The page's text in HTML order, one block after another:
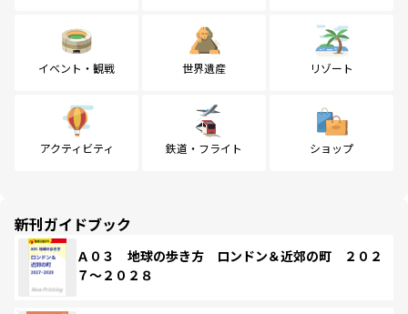
イベント・観戦 世界遺産 リゾート
アクティビティ 鉄道・フライト ショップ
新刊ガイドブック
Ａ０３ 地球の歩き方 ロンドン＆近郊の町 ２０２
７～２０２８